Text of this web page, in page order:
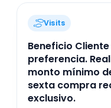
Visits
Beneficio
preferencia.
monto mínimo
sexta compra
exclusivo.